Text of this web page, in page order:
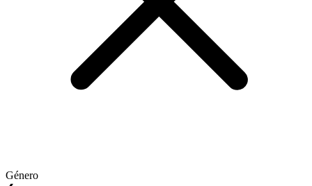
Género